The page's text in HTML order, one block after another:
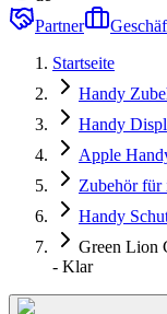
Partner
Startseite
Handy
Handy
Apple
Zubehör für
Handy
Green Lion
- Klar